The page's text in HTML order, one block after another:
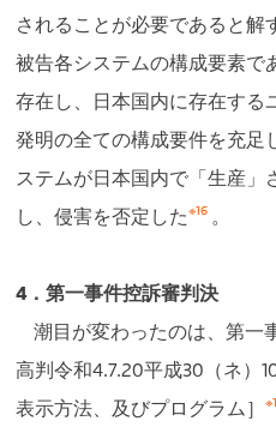
されることが必要であると解
被告各システムの構成要素で
存在し、日本国内に存在する
発明の全ての構成要件を充足
ステムが日本国内で「生産」
し、侵害を否定した※16 。
4．第一事件控訴審判決
潮目が変わったのは、第一
高判令和4.7.20平成30（ネ）
表示方法、及びプログラム］